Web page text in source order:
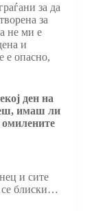
за да
за
не ми е
и
е опасно,
ден на
имаш ли
и сите
се блиски…